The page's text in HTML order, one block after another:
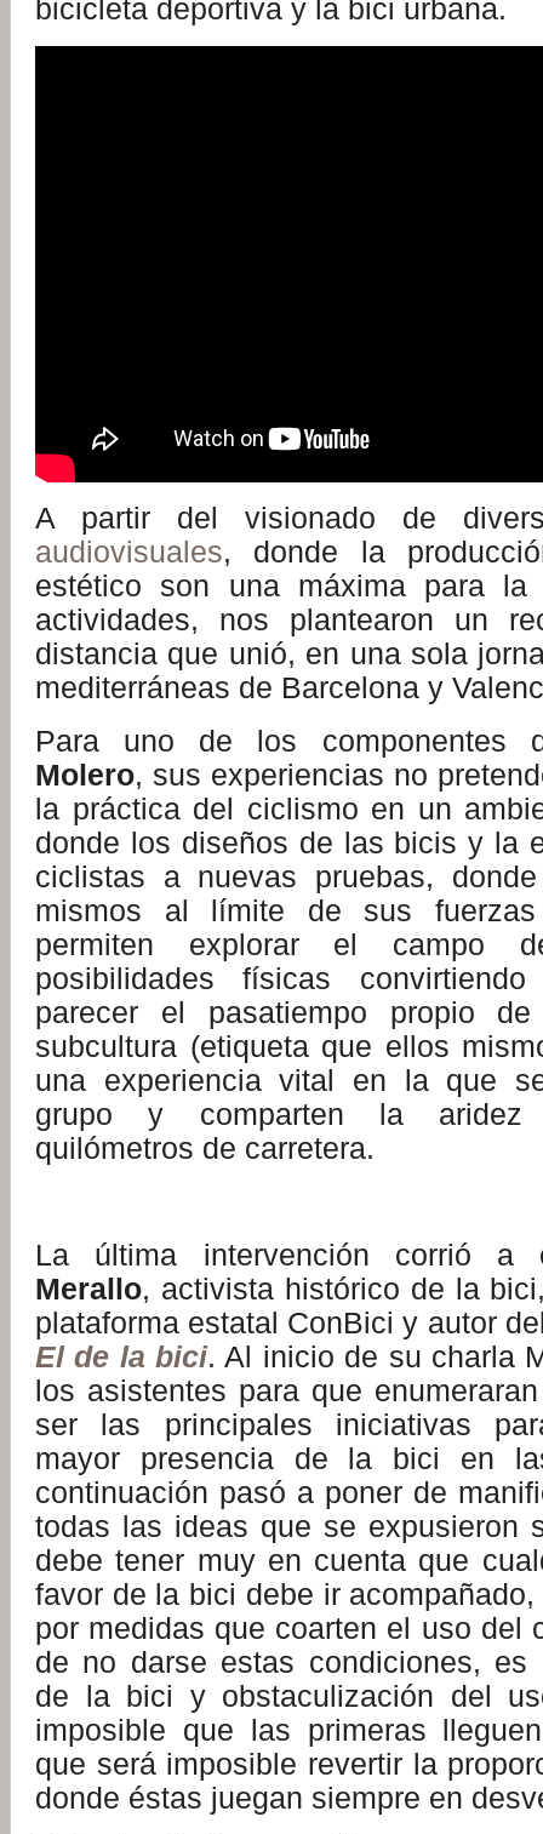
bicicleta deportiva y la bici urbana.
A partir del visionado de
audiovisuales, donde la
estético son una máxima para
actividades, nos plantearon un
distancia que unió, en una sola
mediterráneas de Barcelona y
Para uno de los componentes
Molero, sus experiencias no
la práctica del ciclismo en un
donde los diseños de las bicis y la
ciclistas a nuevas pruebas,
mismos al límite de sus fuerzas
permiten explorar el campo
posibilidades físicas
parecer el pasatiempo propio
subcultura (etiqueta que ellos
una experiencia vital en la que
grupo y comparten la aridez
quilómetros de carretera.
La última intervención corrió
Merallo, activista histórico de la
plataforma estatal ConBici y autor
El de la bici. Al inicio de su charla
los asistentes para que
ser las principales iniciativas
mayor presencia de la bici en
continuación pasó a poner de
todas las ideas que se expusieron
debe tener muy en cuenta que
favor de la bici debe ir
por medidas que coarten el uso del
de no darse estas condiciones, es
de la bici y obstaculización del
imposible que las primeras
que será imposible revertir la
donde éstas juegan siempre en